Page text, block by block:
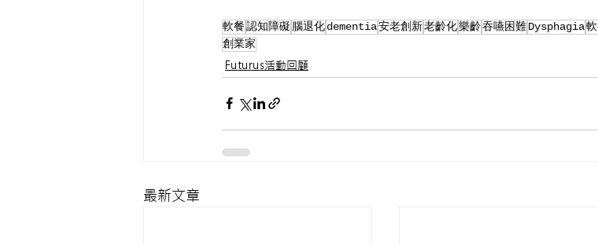
軟餐認知障礙 腦退化dementia安老創新老齡化樂齡吞嚥困難Dysphagia
創業家
Futurus活動回顧
最新文章